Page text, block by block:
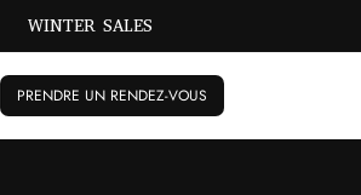
WINTER SALES
PRENDRE UN RENDEZ-VOUS